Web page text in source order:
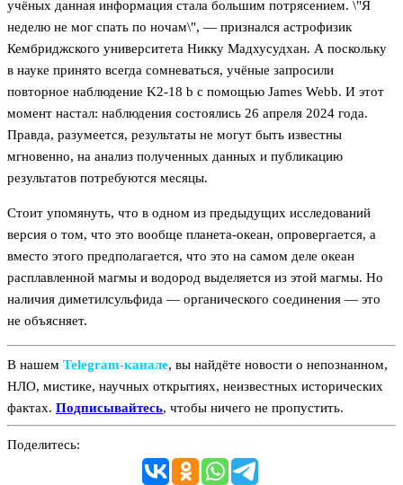
учёных данная информация стала большим потрясением. \"Я
неделю не мог спать по ночам\", — признался астрофизик
Кембриджского университета Никку Мадхусудхан. А поскольку
в науке принято всегда сомневаться, учёные запросили
повторное наблюдение K2-18 b с помощью James Webb. И этот
момент настал: наблюдения состоялись 26 апреля 2024 года.
Правда, разумеется, результаты не могут быть известны
мгновенно, на анализ полученных данных и публикацию
результатов потребуются месяцы.
Стоит упомянуть, что в одном из предыдущих исследований
версия о том, что это вообще планета-океан, опровергается, а
вместо этого предполагается, что это на самом деле океан
расплавленной магмы и водород выделяется из этой магмы. Но
наличия диметилсульфида — органического соединения — это
не объясняет.
В нашем Telegram‑канале, вы найдёте новости о непознанном,
НЛО, мистике, научных открытиях, неизвестных исторических
фактах. Подписывайтесь, чтобы ничего не пропустить.
Поделитесь: